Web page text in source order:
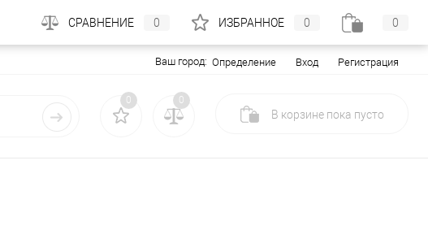
Ваш город: Определение Вход Регистрация
0 0
В корзине пока пусто
СРАВНЕНИЕ 0 ИЗБРАННОЕ 0 0